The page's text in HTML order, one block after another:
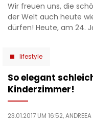
Wir freuen uns, die
der Welt auch heute
dürfen! Heute, am 24.
lifestyle
So elegant
Kinderzimmer!
23.01.2017 UM 16:52,